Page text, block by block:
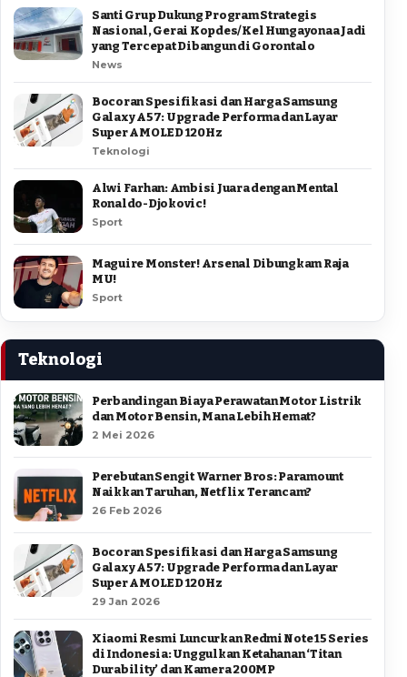
Santi Grup Dukung Program Strategis
Nasional, Gerai Kopdes/Kel Hungayonaa Jadi
yang Tercepat Dibangun di Gorontalo
News
Bocoran Spesifikasi dan Harga Samsung
Galaxy A57: Upgrade Performa dan Layar
Super AMOLED 120Hz
Teknologi
Alwi Farhan: Ambisi Juara dengan Mental
Ronaldo-Djokovic!
Sport
Maguire Monster! Arsenal Dibungkam Raja
MU!
Sport
Teknologi
Perbandingan Biaya Perawatan Motor Listrik
dan Motor Bensin, Mana Lebih Hemat?
2 Mei 2026
Perebutan Sengit Warner Bros: Paramount
Naikkan Taruhan, Netflix Terancam?
26 Feb 2026
Bocoran Spesifikasi dan Harga Samsung
Galaxy A57: Upgrade Performa dan Layar
Super AMOLED 120Hz
29 Jan 2026
Xiaomi Resmi Luncurkan Redmi Note 15 Series
di Indonesia: Unggulkan Ketahanan ‘Titan
Durability’ dan Kamera 200MP